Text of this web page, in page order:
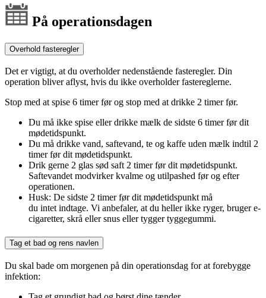
På operationsdagen
Overhold fasteregler
Det er vigtigt, at du overholder nedenstående fasteregler. Din
operation bliver aflyst, hvis du ikke overholder fastereglerne.
Stop med at spise 6 timer før og stop med at drikke 2 timer før.
Du må ikke spise eller drikke mælk de sidste 6 timer før dit
mødetidspunkt.
Du må drikke vand, saftevand, te og kaffe uden mælk indtil 2
timer før dit mødetidspunkt.
Drik gerne 2 glas sød saft 2 timer før dit mødetidspunkt.
Saftevandet modvirker kvalme og utilpashed før og efter
operationen.
Husk: De sidste 2 timer før dit mødetidspunkt må
du intet indtage. Vi anbefaler, at du heller ikke ryger, bruger e-
cigaretter, skrå eller snus eller tygger tyggegummi.
Tag et bad og rens navlen
Du skal bade om morgenen på din operationsdag for at forebygge
infektion: